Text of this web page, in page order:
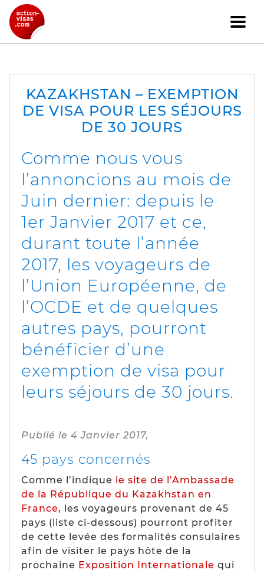
KAZAKHSTAN – EXEMPTION
DE VISA POUR LES SÉJOURS
DE 30 JOURS
Comme nous vous
l’annoncions au mois de
Juin dernier: depuis le
1er Janvier 2017 et ce,
durant toute l’année
2017, les voyageurs de
l’Union Européenne, de
l’OCDE et de quelques
autres pays, pourront
bénéficier d’une
exemption de visa pour
leurs séjours de 30 jours.
Publié le 4 Janvier 2017,
45 pays concernés
Comme l’indique le site de l’Ambassade
de la République du Kazakhstan en
France, les voyageurs provenant de 45
pays (liste ci-dessous) pourront profiter
de cette levée des formalités consulaires
afin de visiter le pays hôte de la
prochaine Exposition Internationale qui